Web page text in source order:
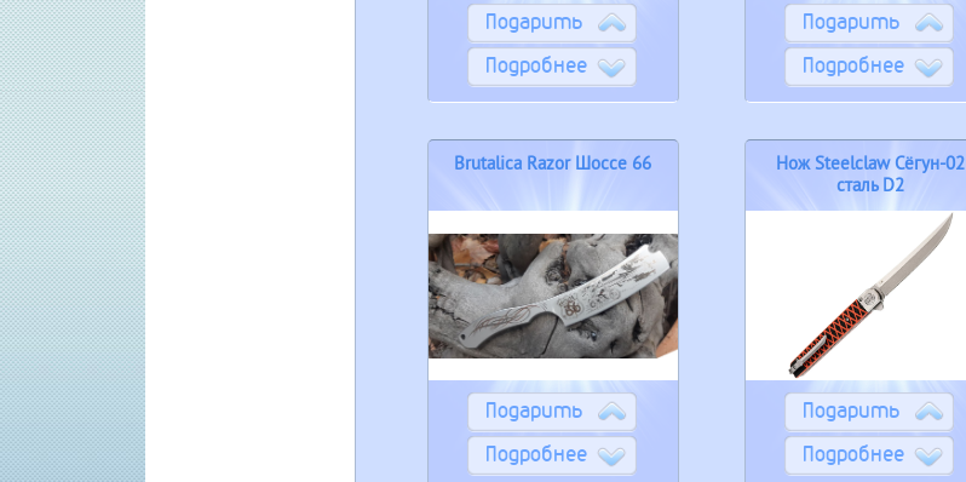
Подарить
Подробнее
Подарить
Подробнее
Brutalica Razor Шоссе 66
Подарить
Подробнее
Нож Steelclaw Сёгун-02
сталь D2
Подарить
Подробнее